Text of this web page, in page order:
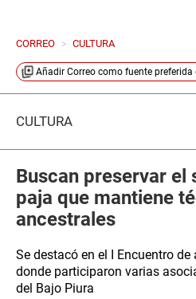
CORREO > CULTURA
Añadir Correo como fuente preferida
CULTURA
Buscan preservar el
paja que mantiene
ancestrales
Se destacó en el I Encuentro
donde participaron varias
del Bajo Piura